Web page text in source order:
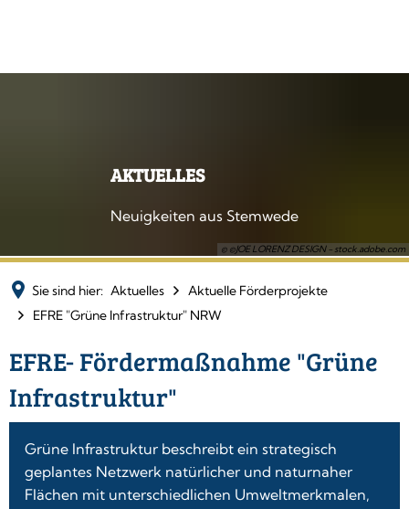
© ©JOE LORENZ DESIGN - stock.adobe.com
AKTUELLES
Neuigkeiten aus Stemwede
Sie sind hier: Aktuelles
Aktuelle Förderprojekte
EFRE "Grüne Infrastruktur" NRW
EFRE- Fördermaßnahme "Grüne
Infrastruktur"
Grüne Infrastruktur beschreibt ein strategisch
geplantes Netzwerk natürlicher und naturnaher
Flächen mit unterschiedlichen Umweltmerkmalen,